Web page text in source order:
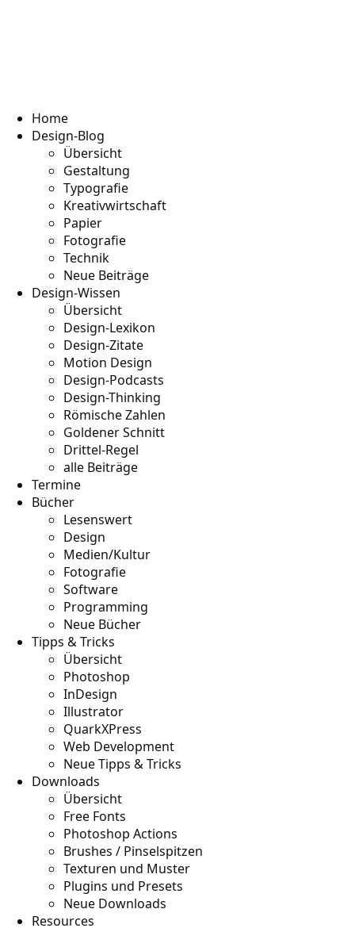
Home
Design-Blog
Übersicht
Gestaltung
Typografie
Kreativwirtschaft
Papier
Fotografie
Technik
Neue Beiträge
Design-Wissen
Übersicht
Design-Lexikon
Design-Zitate
Motion Design
Design-Podcasts
Design-Thinking
Römische Zahlen
Goldener Schnitt
Drittel-Regel
alle Beiträge
Termine
Bücher
Lesenswert
Design
Medien/Kultur
Fotografie
Software
Programming
Neue Bücher
Tipps & Tricks
Übersicht
Photoshop
InDesign
Illustrator
QuarkXPress
Web Development
Neue Tipps & Tricks
Downloads
Übersicht
Free Fonts
Photoshop Actions
Brushes / Pinselspitzen
Texturen und Muster
Plugins und Presets
Neue Downloads
Resources